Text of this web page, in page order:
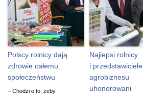
Polscy rolnicy dają
zdrowie całemu
społeczeństwu
– Chodzi o to, żeby
Najlepsi rolnicy
i przedstawiciele
agrobiznesu
uhonorowani